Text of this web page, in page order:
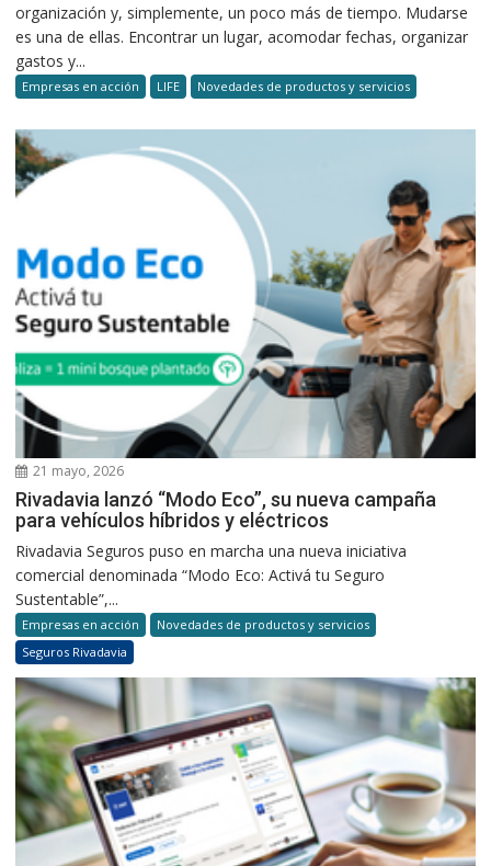
organización y, simplemente, un poco más de tiempo. Mudarse
es una de ellas. Encontrar un lugar, acomodar fechas, organizar
gastos y...
Empresas en acción LIFE Novedades de productos y servicios
21 mayo, 2026
Rivadavia lanzó “Modo Eco”, su nueva campaña
para vehículos híbridos y eléctricos
Rivadavia Seguros puso en marcha una nueva iniciativa
comercial denominada “Modo Eco: Activá tu Seguro
Sustentable”,...
Empresas en acción
Novedades de productos y servicios
Seguros Rivadavia